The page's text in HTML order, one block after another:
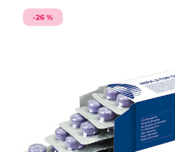
-26 %